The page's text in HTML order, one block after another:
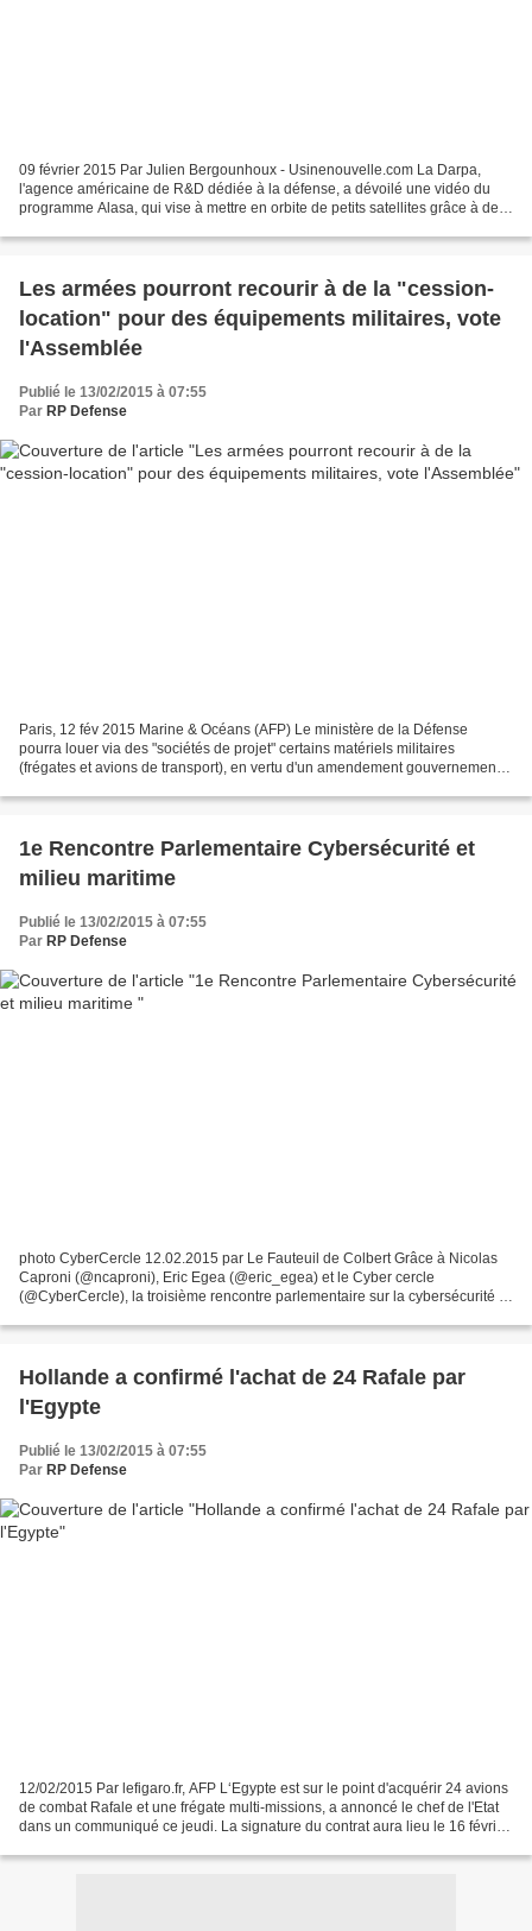
09 février 2015 Par Julien Bergounhoux - Usinenouvelle.com La Darpa,
l'agence américaine de R&D dédiée à la défense, a dévoilé une vidéo du
programme Alasa, qui vise à mettre en orbite de petits satellites grâce à des
Les armées pourront recourir à de la "cession-
location" pour des équipements militaires, vote
l'Assemblée
Publié le 13/02/2015 à 07:55
Par RP Defense
Paris, 12 fév 2015 Marine & Océans (AFP) Le ministère de la Défense
pourra louer via des "sociétés de projet" certains matériels militaires
(frégates et avions de transport), en vertu d'un amendement gouvernemental
1e Rencontre Parlementaire Cybersécurité et
milieu maritime
Publié le 13/02/2015 à 07:55
Par RP Defense
photo CyberCercle 12.02.2015 par Le Fauteuil de Colbert Grâce à Nicolas
Caproni (@ncaproni), Eric Egea (@eric_egea) et le Cyber cercle
(@CyberCercle), la troisième rencontre parlementaire sur la cybersécurité ,
Hollande a confirmé l'achat de 24 Rafale par
l'Egypte
Publié le 13/02/2015 à 07:55
Par RP Defense
12/02/2015 Par lefigaro.fr, AFP L‘Egypte est sur le point d'acquérir 24 avions
de combat Rafale et une frégate multi-missions, a annoncé le chef de l'Etat
dans un communiqué ce jeudi. La signature du contrat aura lieu le 16 février.